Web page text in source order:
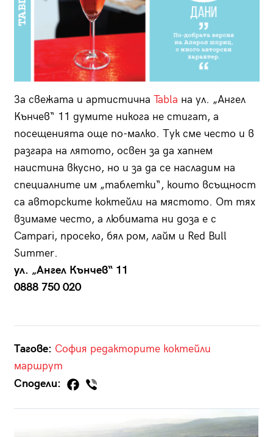
За свежата и артистична Tabla на ул. „Ангел
Кънчев“ 11 думите никога не стигат, а
посещенията още по-малко. Тук сме често и в
разгара на лятото, освен за да хапнем
наистина вкусно, но и за да се насладим на
специалните им „таблетки“, които всъщност
са авторските коктейли на мястото. От тях
взимаме често, а любимата ни доза е с
Campari, просеко, бял ром, лайм и Red Bull
Summer.
ул. „Ангел Кънчев“ 11
0888 750 020
Тагове: София редакторите коктейли
маршрут
Сподели: